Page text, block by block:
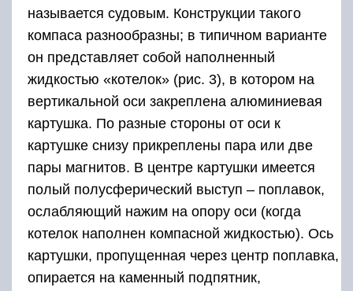
называется судовым. Конструкции такого
компаса разнообразны; в типичном варианте
он представляет собой наполненный
жидкостью «котелок» (рис. 3), в котором на
вертикальной оси закреплена алюминиевая
картушка. По разные стороны от оси к
картушке снизу прикреплены пара или две
пары магнитов. В центре картушки имеется
полый полусферический выступ – поплавок,
ослабляющий нажим на опору оси (когда
котелок наполнен компасной жидкостью). Ось
картушки, пропущенная через центр поплавка,
опирается на каменный подпятник,